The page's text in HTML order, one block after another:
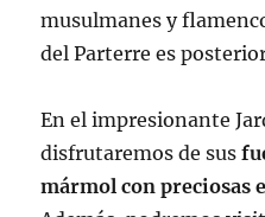
musulmanes y
del Parterre es
En el impresionante
disfrutaremos de sus
mármol con preciosas